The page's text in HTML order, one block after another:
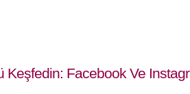
Facebook Ve